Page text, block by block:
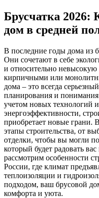
Брусчатка 2026:
дом в средней
В последние годы дома из
Они сочетают в себе
и относительно
кирпичными или
дома – это всегда
планирования и
учетом новых технологий
энергоэффективности,
приобретает новые грани.
этапы строительства, от
отделки, чтобы вы могли
который будет радовать
рассмотрим особенности
России, где климат
теплоизоляции и
подходом, ваш брусовой
комфорта и уюта.